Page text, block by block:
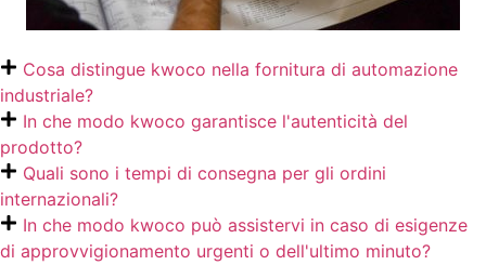
Cosa distingue kwoco nella fornitura di automazione
industriale?
In che modo kwoco garantisce l'autenticità del
prodotto?
Quali sono i tempi di consegna per gli ordini
internazionali?
In che modo kwoco può assistervi in caso di esigenze
di approvvigionamento urgenti o dell'ultimo minuto?